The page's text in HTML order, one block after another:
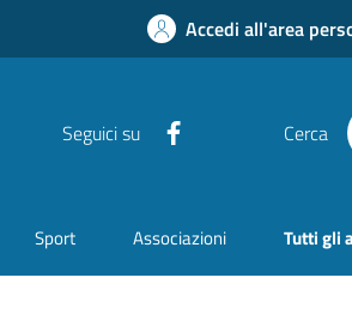
Accedi all'area
Seguici su Cerca
Sport Associazioni Tutti gli